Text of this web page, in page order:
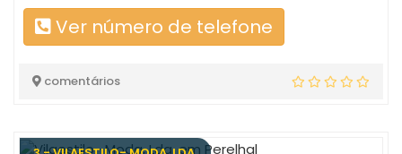
Ver número de telefone
comentários